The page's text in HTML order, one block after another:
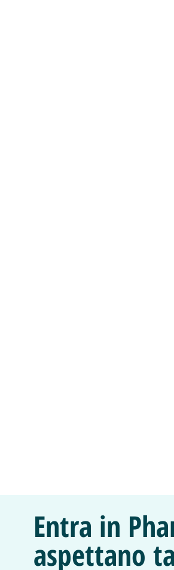
Entra in
aspettano